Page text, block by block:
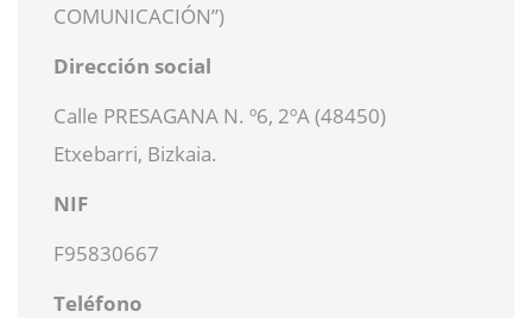
COMUNICACIÓN”)
Dirección social
Calle PRESAGANA N. º6, 2ºA (48450)
Etxebarri, Bizkaia.
NIF
F95830667
Teléfono